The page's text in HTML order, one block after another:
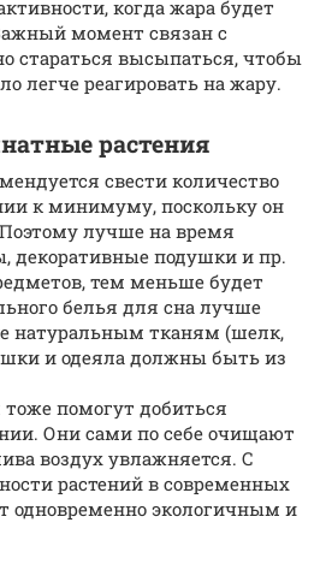
когда жара будет
момент связан с
стараться высыпаться, чтобы
легче реагировать на жару.
растения
свести количество
к минимуму, поскольку он
лучше на время
декоративные подушки и пр.
тем меньше будет
белья для сна лучше
натуральным тканям (шелк,
и одеяла должны быть из
помогут добиться
Они сами по себе очищают
воздух увлажняется. С
растений в современных
одновременно экологичным и